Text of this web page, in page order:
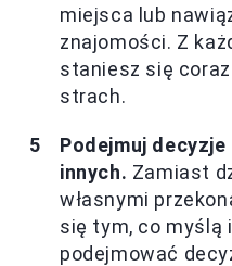
miejsca lub
znajomości. Z
staniesz się
strach.
Podejmuj
innych. Zamiast
własnymi
się tym, co myślą
podejmować